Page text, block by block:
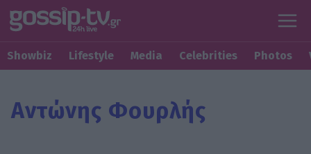
Showbiz Lifestyle Media Celebrities Photos
Αντώνης Φουρλής